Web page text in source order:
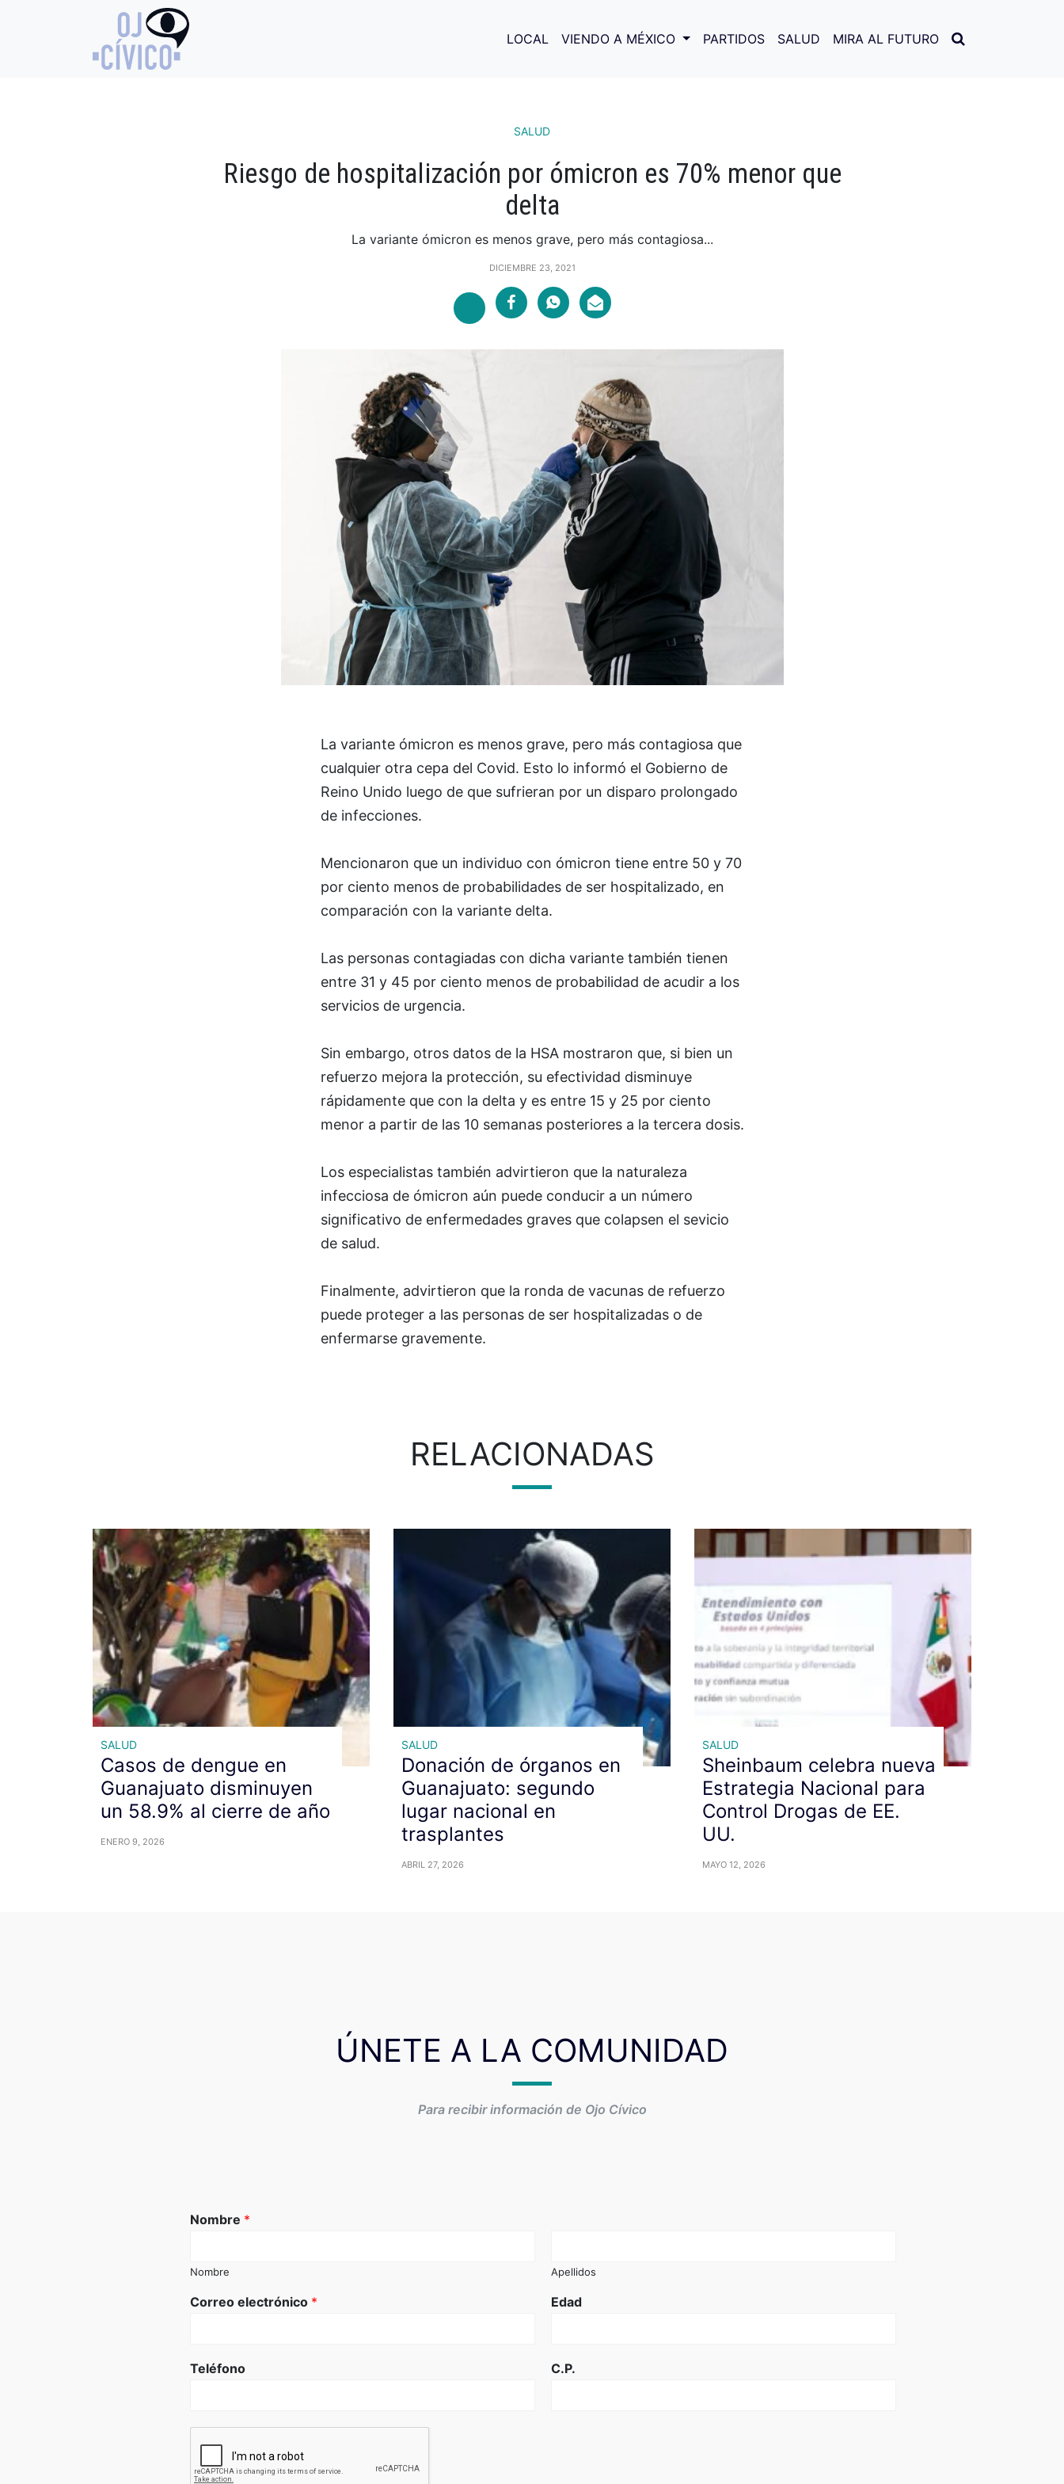
LOCAL VIENDO A MÉXICO PARTIDOS SALUD MIRA AL FUTURO
SALUD
Riesgo de hospitalización por ómicron es 70% menor que
delta
La variante ómicron es menos grave, pero más contagiosa...
DICIEMBRE 23, 2021
La variante ómicron es menos grave, pero más contagiosa que
cualquier otra cepa del Covid. Esto lo informó el Gobierno de
Reino Unido luego de que sufrieran por un disparo prolongado
de infecciones.
Mencionaron que un individuo con ómicron tiene entre 50 y 70
por ciento menos de probabilidades de ser hospitalizado, en
comparación con la variante delta.
Las personas contagiadas con dicha variante también tienen
entre 31 y 45 por ciento menos de probabilidad de acudir a los
servicios de urgencia.
Sin embargo, otros datos de la HSA mostraron que, si bien un
refuerzo mejora la protección, su efectividad disminuye
rápidamente que con la delta y es entre 15 y 25 por ciento
menor a partir de las 10 semanas posteriores a la tercera dosis.
Los especialistas también advirtieron que la naturaleza
infecciosa de ómicron aún puede conducir a un número
significativo de enfermedades graves que colapsen el sevicio
de salud.
Finalmente, advirtieron que la ronda de vacunas de refuerzo
puede proteger a las personas de ser hospitalizadas o de
enfermarse gravemente.
RELACIONADAS
SALUD
Casos de dengue en
Guanajuato disminuyen
un 58.9% al cierre de año
ENERO 9, 2026
SALUD
Donación de órganos en
Guanajuato: segundo
lugar nacional en
trasplantes
ABRIL 27, 2026
SALUD
Sheinbaum celebra nueva
Estrategia Nacional para
Control Drogas de EE.
UU.
MAYO 12, 2026
ÚNETE A LA COMUNIDAD
Para recibir información de Ojo Cívico
Nombre *
Nombre Apellidos
Correo electrónico * Edad
Teléfono C.P.